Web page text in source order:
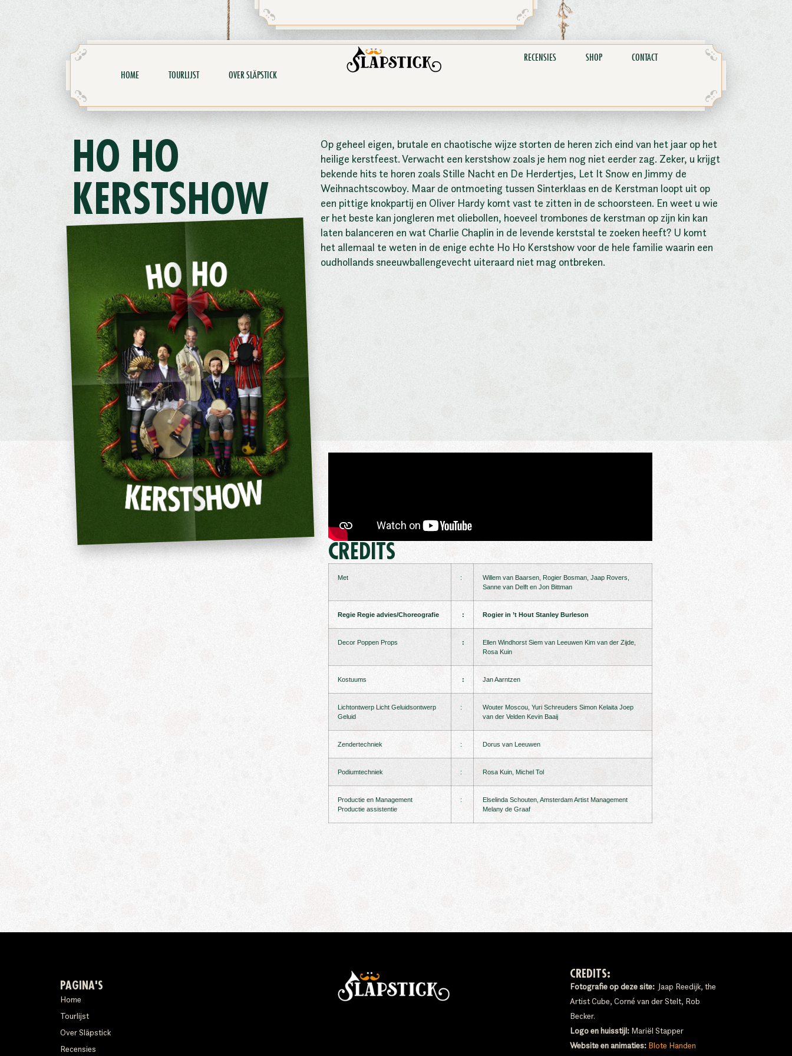
HOME TOURLIJST OVER SLÄPSTICK
RECENSIES SHOP CONTACT
HO HO
KERSTSHOW
Op geheel eigen, brutale en chaotische wijze storten de heren zich eind van het jaar op het
heilige kerstfeest. Verwacht een kerstshow zoals je hem nog niet eerder zag. Zeker, u krijgt
bekende hits te horen zoals Stille Nacht en De Herdertjes, Let It Snow en Jimmy de
Weihnachtscowboy. Maar de ontmoeting tussen Sinterklaas en de Kerstman loopt uit op
een pittige knokpartij en Oliver Hardy komt vast te zitten in de schoorsteen. En weet u wie
er het beste kan jongleren met oliebollen, hoeveel trombones de kerstman op zijn kin kan
laten balanceren en wat Charlie Chaplin in de levende kerststal te zoeken heeft? U komt
het allemaal te weten in de enige echte Ho Ho Kerstshow voor de hele familie waarin een
oudhollands sneeuwballengevecht uiteraard niet mag ontbreken.
CREDITS
Met :
Willem van Baarsen, Rogier Bosman, Jaap Rovers,
Sanne van Delft en Jon Bittman
Regie Regie advies/Choreografie : Rogier in ’t Hout Stanley Burleson
Decor Poppen Props :
Ellen Windhorst Siem van Leeuwen Kim van der Zijde,
Rosa Kuin
Kostuums : Jan Aarntzen
Lichtontwerp Licht Geluidsontwerp
Geluid
:
Wouter Moscou, Yuri Schreuders Simon Kelaita Joep
van der Velden Kevin Baaij
Zendertechniek : Dorus van Leeuwen
Podiumtechniek : Rosa Kuin, Michel Tol
Productie en Management
Productie assistentie
:
Elselinda Schouten, Amsterdam Artist Management
Melany de Graaf
PAGINA'S
Home
Tourlijst
Over Släpstick
Recensies
CREDITS:
Fotografie op deze site: Jaap Reedijk, the
Artist Cube, Corné van der Stelt, Rob
Becker.
Logo en huisstijl: Mariël Stapper
Website en animaties: Blote Handen